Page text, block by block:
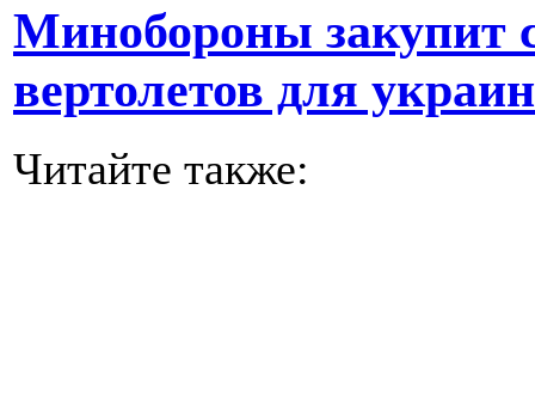
Минобороны закупит
вертолетов для
Читайте также: